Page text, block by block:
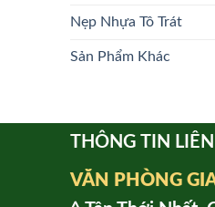
Nẹp Nhựa Tô Trát
Sản Phẩm Khác
THÔNG TIN
VĂN PHÒNG